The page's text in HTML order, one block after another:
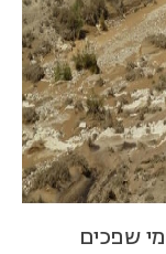
שפכים